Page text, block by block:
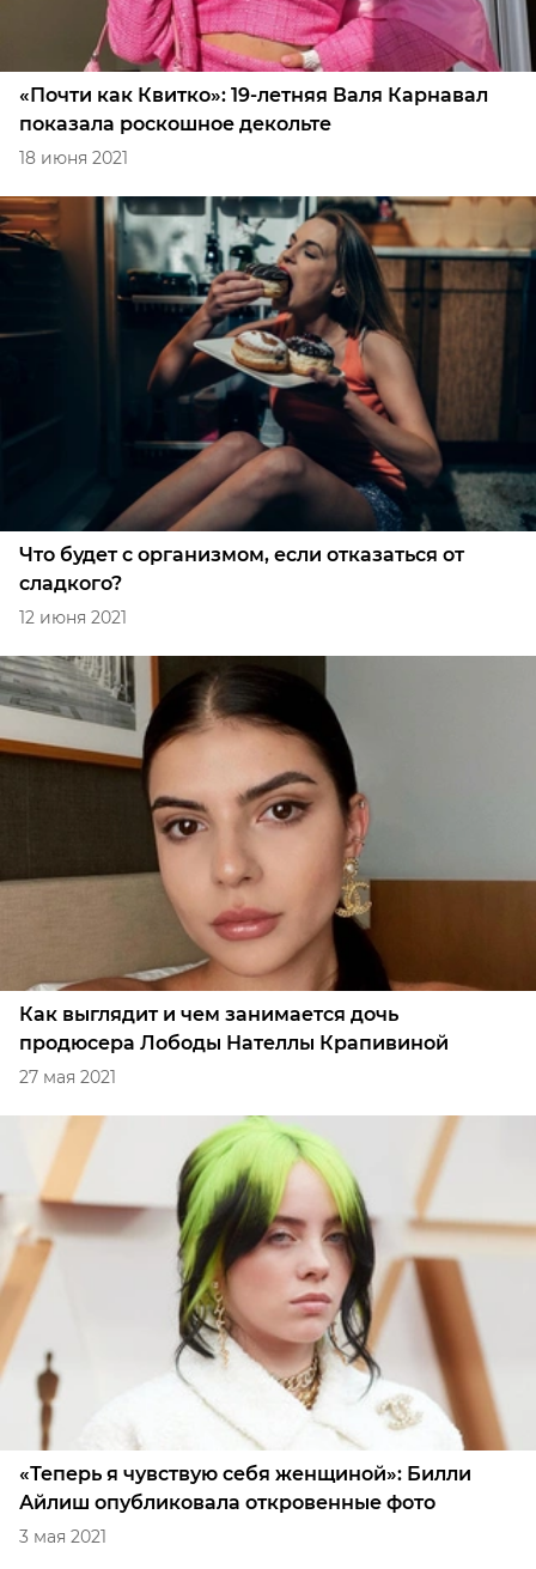
«Почти как Квитко»: 19-летняя Валя Карнавал
показала роскошное декольте
18 июня 2021
Что будет с организмом, если отказаться от
сладкого?
12 июня 2021
Как выглядит и чем занимается дочь
продюсера Лободы Нателлы Крапивиной
27 мая 2021
«Теперь я чувствую себя женщиной»: Билли
Айлиш опубликовала откровенные фото
3 мая 2021